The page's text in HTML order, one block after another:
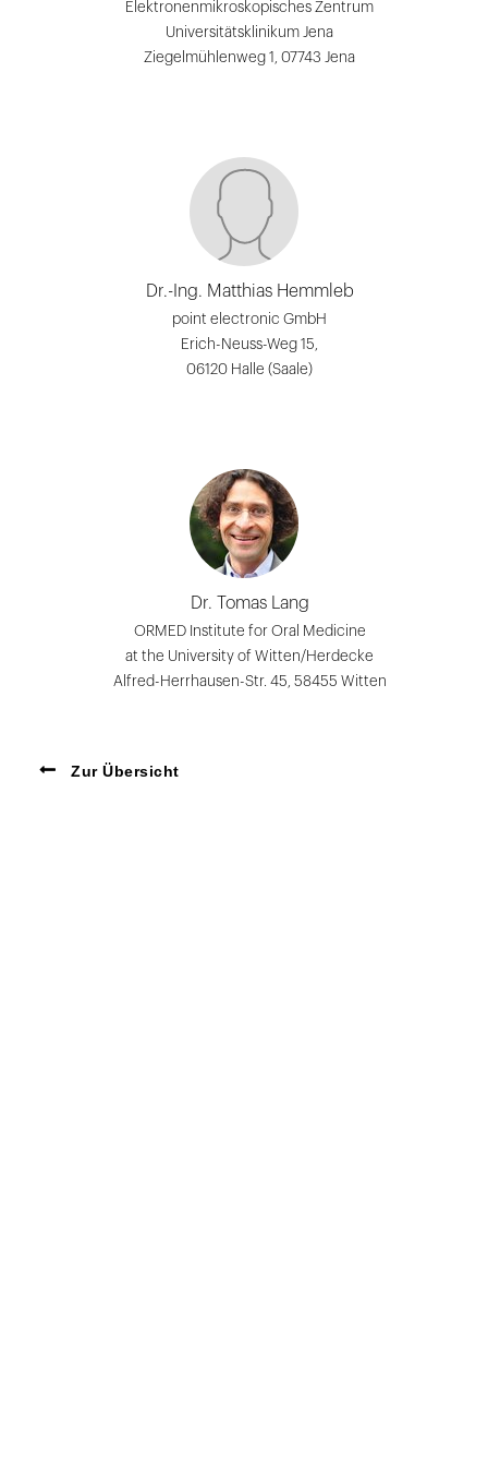
Elektronenmikroskopisches Zentrum
Universitätsklinikum Jena
Ziegelmühlenweg 1, 07743 Jena
Dr.-Ing. Matthias Hemmleb
point electronic GmbH
Erich-Neuss-Weg 15,
06120 Halle (Saale)
Dr. Tomas Lang
ORMED Institute for Oral Medicine
at the University of Witten/Herdecke
Alfred-Herrhausen-Str. 45, 58455 Witten
Zur Übersicht